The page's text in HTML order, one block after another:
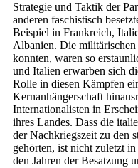
Strategie und Taktik der
anderen faschistisch
Beispiel in Frankreich,
Albanien. Die
konnten, waren so
und Italien erwarben sich
Rolle in diesen Kämpfen
Kernanhängerschaft
Internationalisten in
ihres Landes. Dass die
der Nachkriegszeit zu den
gehörten, ist nicht zuletzt
den Jahren der Besatzung